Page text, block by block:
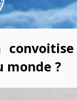
monde ?